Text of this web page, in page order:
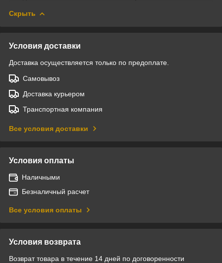
Скрыть
Условия доставки
Доставка осуществляется только по предоплате.
Самовывоз
Доставка курьером
Транспортная компания
Все условия доставки
Условия оплаты
Наличными
Безналичный расчет
Все условия оплаты
Условия возврата
Возврат товара в течение 14 дней по договоренности